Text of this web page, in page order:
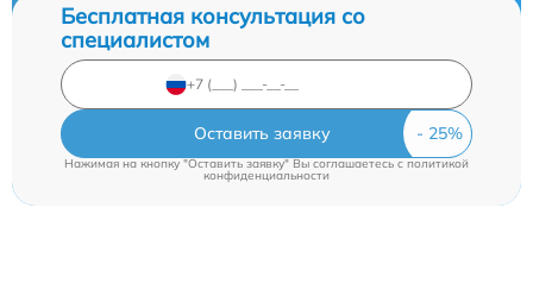
Бесплатная консультация со
специалистом
Оставить заявку
Нажимая на кнопку "Оставить заявку" Вы соглашаетесь cполитикой
конфиденциальности